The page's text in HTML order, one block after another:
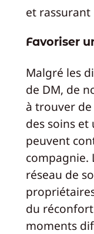
et
Favoriser
Malgré les
de DM, de
à trouver de
des soins
peuvent
compagnie.
réseau de
du
moments